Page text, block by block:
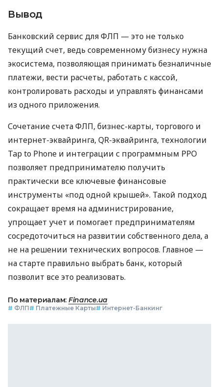
Вывод
Банковский сервис для ФЛП — это не только
текущий счет, ведь современному бизнесу нужна
экосистема, позволяющая принимать безналичные
платежи, вести расчеты, работать с кассой,
контролировать расходы и управлять финансами
из одного приложения.
Сочетание счета ФЛП, бизнес-карты, торгового и
интернет-эквайринга, QR-эквайринга, технологии
Tap to Phone и интеграции с программным РРО
позволяет предпринимателю получить
практически все ключевые финансовые
инструменты «под одной крышей». Такой подход
сокращает время на администрирование,
упрощает учет и помогает предпринимателям
сосредоточиться на развитии собственного дела, а
не на решении технических вопросов. Главное —
на старте правильно выбрать банк, который
позволит все это реализовать.
По материалам: Finance.ua
# ФЛП# Платежные Карты# Интернет-Банкинг